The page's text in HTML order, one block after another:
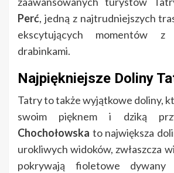
Perć, jedną z najtrudniejszych
ekscytujących momentów z
drabinkami.
Najpiękniejsze Doliny
Tatry to także wyjątkowe doliny,
swoim pięknem i dziką
Chochołowska to największa
urokliwych widoków, zwłaszcza
pokrywają fioletowe dywany